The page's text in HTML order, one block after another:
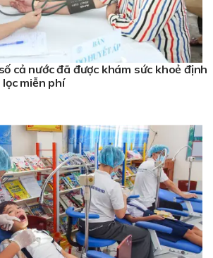
cả nước đã được khám sức khoẻ định
miễn phí